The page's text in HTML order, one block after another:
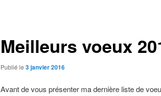
Meilleurs voeux
Publié le 3 janvier 2016
Avant de vous présenter ma dernière liste de